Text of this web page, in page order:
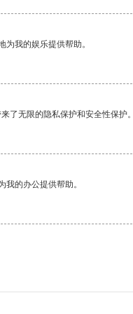
我的娱乐提供帮助。
了无限的隐私保护和安全性保护
的办公提供帮助。